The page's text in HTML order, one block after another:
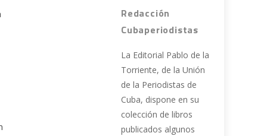
Redacción
Cubaperiodistas
La Editorial Pablo de la
Torriente, de la Unión
de la Periodistas de
Cuba, dispone en su
colección de libros
publicados algunos